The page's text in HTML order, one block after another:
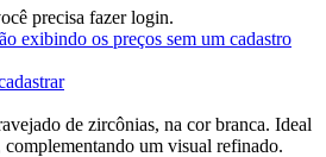
precisa fazer login.
exibindo os preços sem um cadastro
de zircônias, na cor branca. Ideal
complementando um visual refinado.